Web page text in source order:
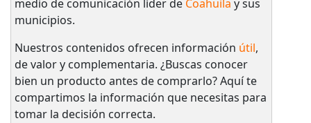
medio de comunicación líder de Coahuila y sus
municipios.
Nuestros contenidos ofrecen información útil,
de valor y complementaria. ¿Buscas conocer
bien un producto antes de comprarlo? Aquí te
compartimos la información que necesitas para
tomar la decisión correcta.